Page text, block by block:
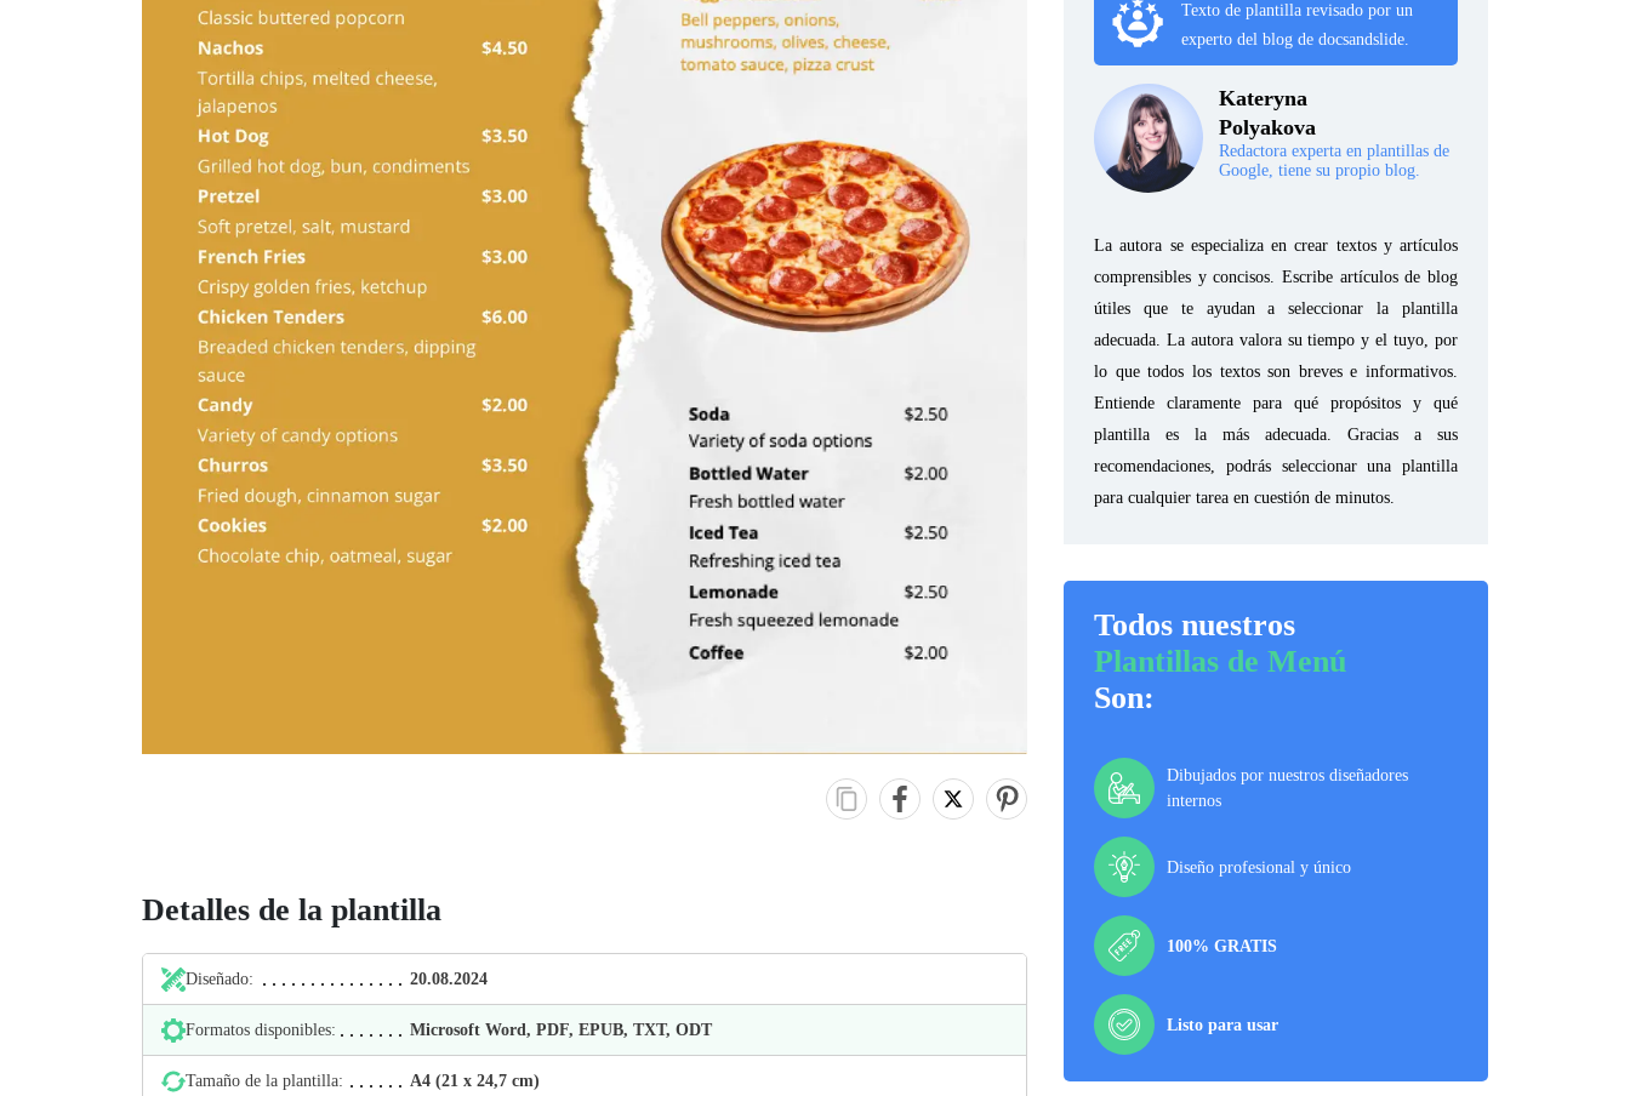
Detalles de la plantilla
Diseñado: 20.08.2024
Formatos disponibles: Microsoft Word, PDF, EPUB, TXT, ODT
Tamaño de la plantilla: А4 (21 х 24,7 cm)
Texto de plantilla revisado por un
experto del blog de docsandslide.
Kateryna
Polyakova
Redactora experta en plantillas de
Google, tiene su propio blog.
La autora se especializa en crear textos y artículos
comprensibles y concisos. Escribe artículos de blog
útiles que te ayudan a seleccionar la plantilla
adecuada. La autora valora su tiempo y el tuyo, por
lo que todos los textos son breves e informativos.
Entiende claramente para qué propósitos y qué
plantilla es la más adecuada. Gracias a sus
recomendaciones, podrás seleccionar una plantilla
para cualquier tarea en cuestión de minutos.
Todos nuestros
Plantillas de Menú
Son:
Dibujados por nuestros diseñadores
internos
Diseño profesional y único
100% GRATIS
Listo para usar